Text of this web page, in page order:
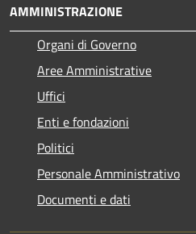
AMMINISTRAZIONE
Organi di Governo
Aree Amministrative
Uffici
Enti e fondazioni
Politici
Personale Amministrativo
Documenti e dati